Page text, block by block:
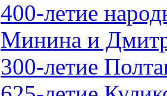
400-летие
Минина и
300-летие